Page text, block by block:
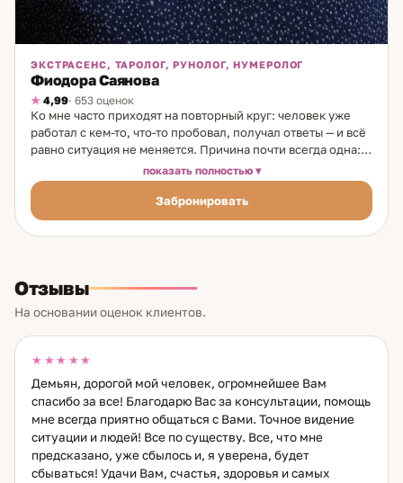
ЭКСТРАСЕНС, ТАРОЛОГ, РУНОЛОГ, НУМЕРОЛОГ
Фиодора Саянова
4,99· 653 оценок
Ко мне часто приходят на повторный круг: человек уже
работал с кем-то, что-то пробовал, получал ответы — и всё
равно ситуация не меняется. Причина почти всегда одна:
разбирали симптом, а не причину. Я работаю с причиной.
За 20 лет практики — с рождения в среде этих знаний, с
образованием психолога — я выстроила подход, в котором
несколько уровней диагностики работают вместе:
символический, числовой и психологический. Руны в
вектор движения и на то, что влияет скрыто: отношение
Таро добавляет следующий слой — путь и развилки,
реальные варианты выбора и их последствия.
Нумерология — самый глубокий инструмент в моём
паттерны: то, как человек неосознанно строит отношения,
принимает решения, реагирует на трудности. Это не
судьба в смысле «задано навсегда» — это сценарий,
который можно осознать и изменить. Именно здесь чаще
всего находится корень того, что не работает годами. Я
помогаю с гармонией в отношениях и семейными
показать полностью
Забронировать
Отзывы
На основании оценок клиентов.
★★★★★
Демьян, дорогой мой человек, огромнейшее Вам
спасибо за все! Благодарю Вас за консультации, помощь
мне всегда приятно общаться с Вами. Точное видение
ситуации и людей! Все по существу. Все, что мне
предсказано, уже сбылось и, я уверена, будет
сбываться! Удачи Вам, счастья, здоровья и самых